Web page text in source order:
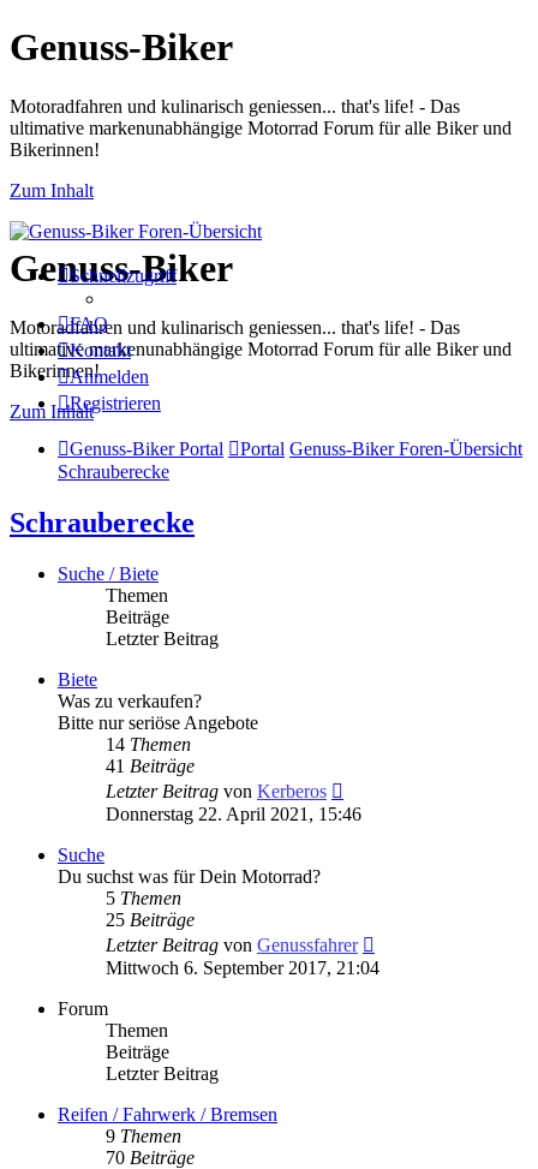
Genuss-Biker
Motoradfahren und kulinarisch geniessen... that's life! - Das
ultimative markenunabhängige Motorrad Forum für alle Biker und
Bikerinnen!
Zum Inhalt
Genuss-Biker
Motoradfahren und kulinarisch geniessen... that's life! - Das
ultimative markenunabhängige Motorrad Forum für alle Biker und
Bikerinnen!
Zum Inhalt
Schnellzugriff
FAQ
Kontakt
Anmelden
Registrieren
Genuss-Biker Portal Portal Genuss-Biker Foren-Übersicht
Schrauberecke
Schrauberecke
Suche / Biete
Themen
Beiträge
Letzter Beitrag
Biete
Was zu verkaufen?
Bitte nur seriöse Angebote
14 Themen
41 Beiträge
Letzter Beitrag von Kerberos
Beitrag
Donnerstag 22. April 2021, 15:46
Suche
Du suchst was für Dein Motorrad?
5 Themen
25 Beiträge
Letzter Beitrag von Genussfahrer
Beitrag
Mittwoch 6. September 2017, 21:04
Forum
Themen
Beiträge
Letzter Beitrag
Reifen / Fahrwerk / Bremsen
9 Themen
70 Beiträge